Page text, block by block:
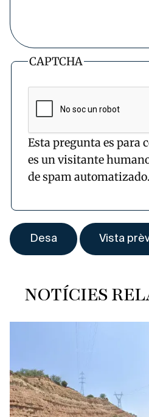
CAPTCHA
Esta pregunta es para
es un visitante
de spam automatizado.
NOTÍCIES